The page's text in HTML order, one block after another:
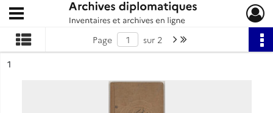
Archives diplomatiques
Ouvrir le menu déroulant
Page sur 2 Page suivante : 1/2
n°
1